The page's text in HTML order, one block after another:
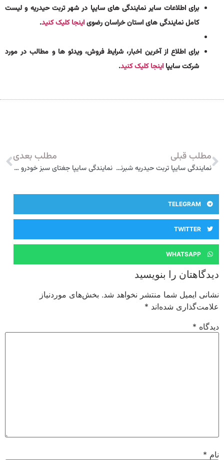
برای اطلاعات سایر نمایندگی های سایپا در شهر تربت حیدریه و لیست
کامل نمایندگی های استان خراسان رضویاینجا کلیک کنید.
برای اطلاع از آخرین اخبار، شرایط فروش، ویدئو ها و مطالب در مورد
شرکت سایپااینجا کلیک کنید.
مطلب قبلی
نمایندگی سایپا تربت حیدریه شبرنگ 3014
مطلب بعدی
نمایندگی سایپا جغتای سبز خودرو آزادواری 5750
TELEGRAM
TWITTER
WHATSAPP
دیدگاهتان را بنویسید
نشانی ایمیل شما منتشر نخواهد شد. بخش‌های موردنیاز
علامت‌گذاری شده‌اند*
دیدگاه*
نام*